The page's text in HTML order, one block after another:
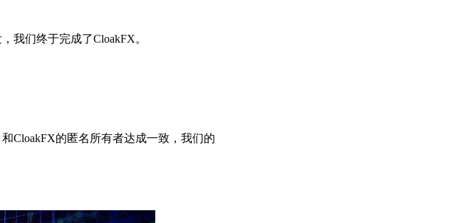
我们终于完成了CloakFX。
CloakFX的匿名所有者达成一致，我们的